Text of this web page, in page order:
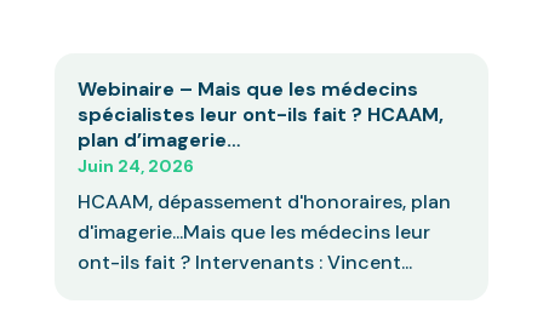
Webinaire – Mais que les médecins
spécialistes leur ont-ils fait ? HCAAM,
plan d’imagerie…
Juin 24, 2026
HCAAM, dépassement d'honoraires, plan
d'imagerie...Mais que les médecins leur
ont-ils fait ? Intervenants : Vincent...